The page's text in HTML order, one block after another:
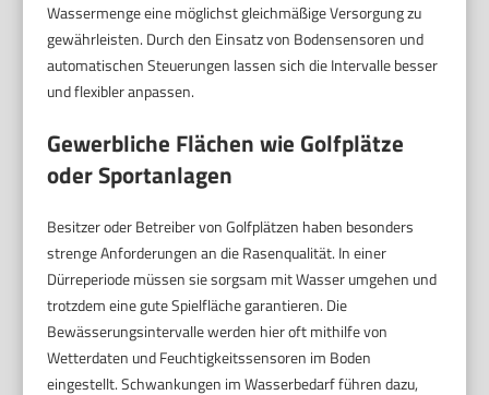
Wassermenge eine möglichst gleichmäßige Versorgung zu
gewährleisten. Durch den Einsatz von Bodensensoren und
automatischen Steuerungen lassen sich die Intervalle besser
und flexibler anpassen.
Gewerbliche Flächen wie Golfplätze
oder Sportanlagen
Besitzer oder Betreiber von Golfplätzen haben besonders
strenge Anforderungen an die Rasenqualität. In einer
Dürreperiode müssen sie sorgsam mit Wasser umgehen und
trotzdem eine gute Spielfläche garantieren. Die
Bewässerungsintervalle werden hier oft mithilfe von
Wetterdaten und Feuchtigkeitssensoren im Boden
eingestellt. Schwankungen im Wasserbedarf führen dazu,